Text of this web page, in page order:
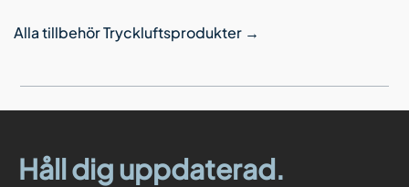
Alla tillbehör Tryckluftsprodukter →
Håll dig uppdaterad.